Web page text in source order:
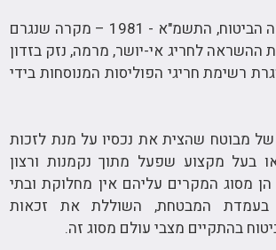
סעיף 26 לחוק חוזה הביטוח, התשמ"א - 1981 – מקרה שנגרם
ההשראה לחריג אי-יושר, מרמה, נזק בזדון
רשימת חריגי הפוליסות המנוסחות בידי
של מבוטח שהצית את נכסיו על מנת לזכות
בעל מקצוע שפעל מתוך נקמנות ורצון
מסוג המקרים עליהם אין מחלוקת ובתי
בעמדת המבטחת, השוללת את זכאות
בהתקיים מצבי עולם מסוג זה.